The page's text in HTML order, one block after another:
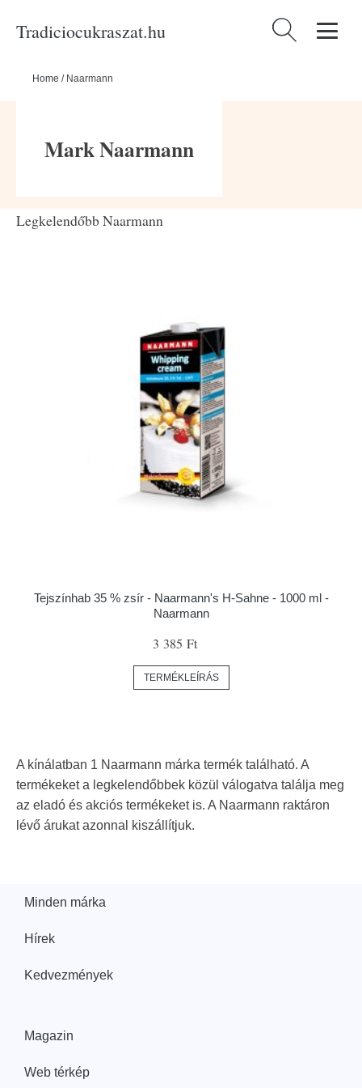
Tradiciocukraszat.hu Keresés:
Home / Naarmann
Mark Naarmann
Legkelendőbb Naarmann
Tejszínhab 35 % zsír - Naarmann's H-Sahne - 1000 ml -
Naarmann
3 385 Ft
TERMÉKLEÍRÁS
A kínálatban 1 Naarmann márka termék található. A
termékeket a legkelendőbbek közül válogatva találja meg
az eladó és akciós termékeket is. A Naarmann raktáron
lévő árukat azonnal kiszállítjuk.
Minden márka
Hírek
Kedvezmények
Magazin
Web térkép